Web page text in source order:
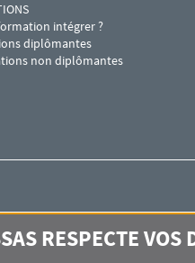
IPAG 2
intégrer ?
diplômantes
non diplômantes
àRESPECTE VOS